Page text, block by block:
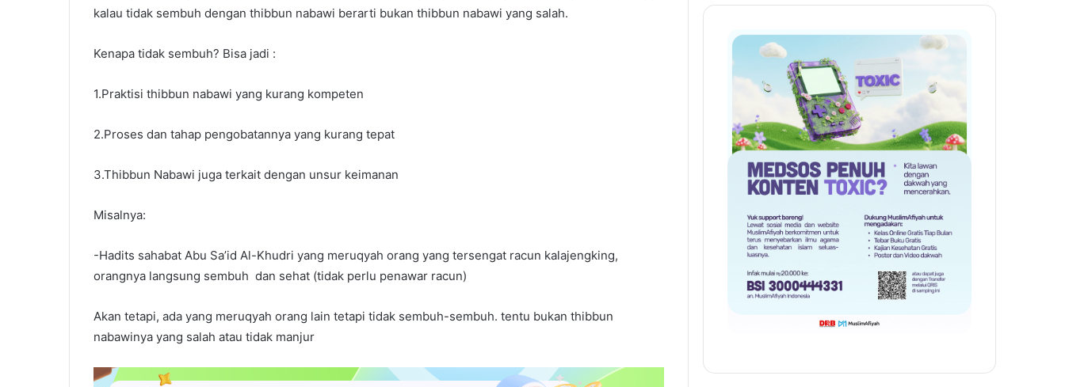
kalau tidak sembuh dengan thibbun nabawi berarti bukan thibbun nabawi yang salah.
Kenapa tidak sembuh? Bisa jadi :
1.Praktisi thibbun nabawi yang kurang kompeten
2.Proses dan tahap pengobatannya yang kurang tepat
3.Thibbun Nabawi juga terkait dengan unsur keimanan
Misalnya:
-Hadits sahabat Abu Sa’id Al-Khudri yang meruqyah orang yang tersengat racun kalajengking,
orangnya langsung sembuh dan sehat (tidak perlu penawar racun)
Akan tetapi, ada yang meruqyah orang lain tetapi tidak sembuh-sembuh. tentu bukan thibbun
nabawinya yang salah atau tidak manjur